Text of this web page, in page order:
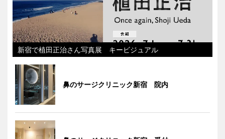
新宿で植田正治さん写真展 キービジュアル
鼻のサージクリニック新宿 院内